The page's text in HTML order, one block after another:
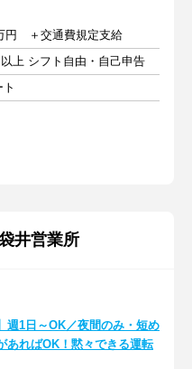
円 ＋交通費規定支給
上 シフト自由・自己申告
井営業所
週1日～OK／夜間のみ・短め
あればOK！黙々できる運転